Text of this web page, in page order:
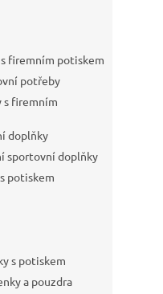
firemním potiskem
potřeby
s firemním
doplňky
sportovní doplňky
potiskem
s potiskem
a pouzdra